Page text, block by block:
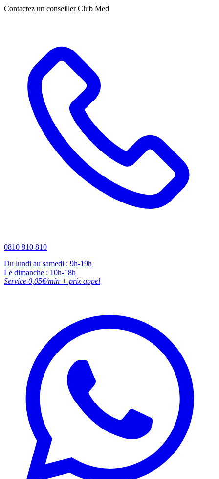
Contactez un conseiller Club Med
0810 810 810
Du lundi au samedi : 9h-19h
Le dimanche : 10h-18h
Service 0,05€/min + prix appel